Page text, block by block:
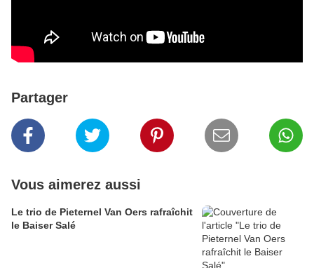
Partager
Vous aimerez aussi
Le trio de Pieternel Van Oers rafraîchit
le Baiser Salé